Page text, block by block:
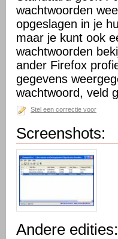
wachtwoorden
opgeslagen in je
maar je kunt ook
wachtwoorden
ander Firefox
gegevens
wachtwoord, veld
Stel een correctie voor
Screenshots:
Andere edities: